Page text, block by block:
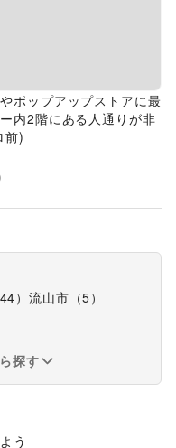
ポップアップストアに最
内2階にある人通りが非
前)
44）流山市 （5）
探す
う